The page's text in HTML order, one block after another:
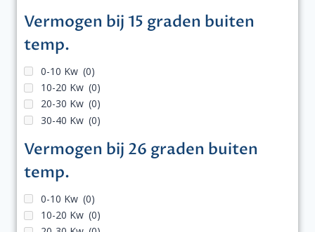
Vermogen bij 15 graden buiten
temp.
0-10 Kw (0)
10-20 Kw (0)
20-30 Kw (0)
30-40 Kw (0)
Vermogen bij 26 graden buiten
temp.
0-10 Kw (0)
10-20 Kw (0)